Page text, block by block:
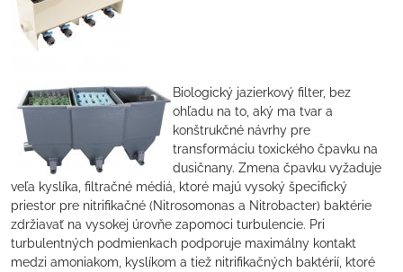
Biologický jazierkový filter, bez
ohľadu na to, aký ma tvar a
konštrukčné návrhy pre
transformáciu toxického čpavku na
dusičnany. Zmena čpavku vyžaduje
veľa kyslíka, filtračné médiá, ktoré majú vysoký špecifický
priestor pre nitrifikačné (Nitrosomonas a Nitrobacter) baktérie
zdržiavať na vysokej úrovňe zapomoci turbulencie. Pri
turbulentných podmienkach podporuje maximálny kontakt
medzi amoniakom, kyslíkom a tiež nitrifikačných baktérií, ktoré